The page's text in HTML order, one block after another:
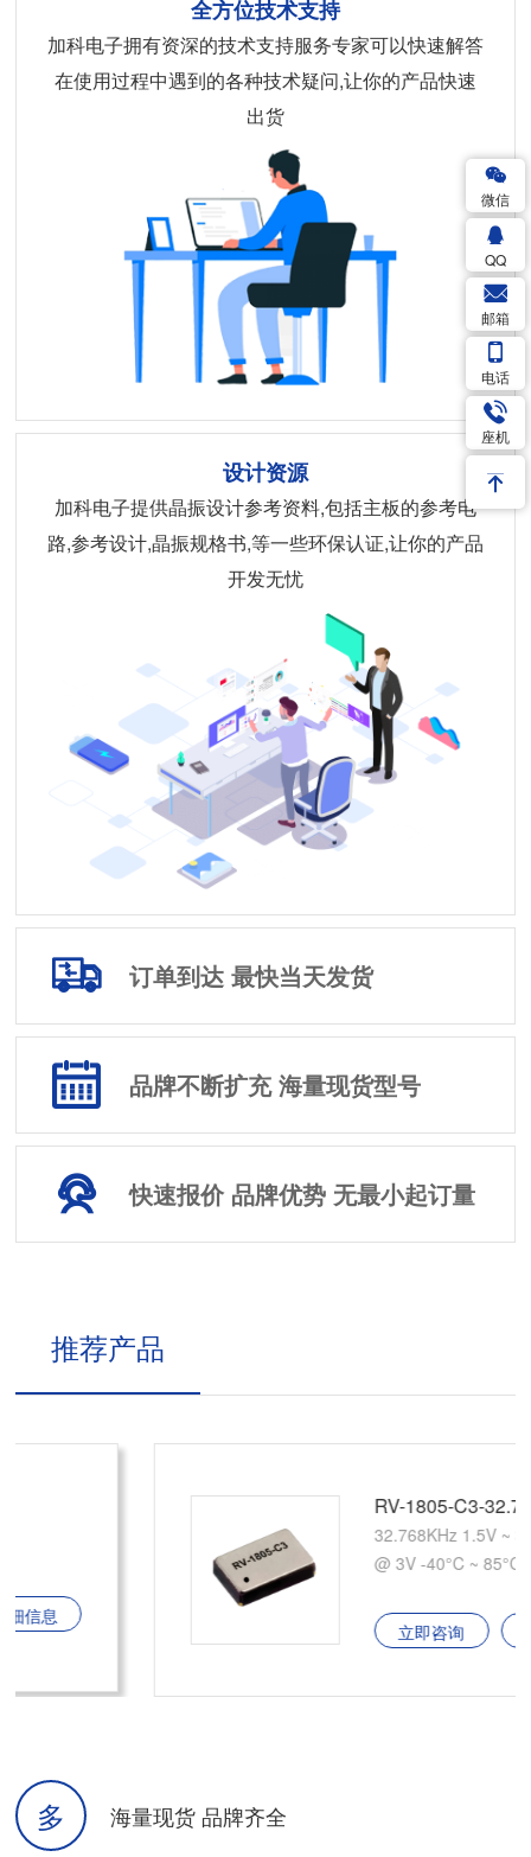
全方位技术支持
加科电子拥有资深的技术支持服务专家可以快速解答
在使用过程中遇到的各种技术疑问,让你的产品快速
出货
设计资源
加科电子提供晶振设计参考资料,包括主板的参考电
路,参考设计,晶振规格书,等一些环保认证,让你的产品
开发无忧
订单到达 最快当天发货
品牌不断扩充 海量现货型号
快速报价 品牌优势 无最小起订量
推荐产品
RV-1805-C3-32.768KHZ-2PPM-TA-QA
32.768KHz 1.5V ~ 3.6V 0.08µA
@ 3V -40°C ~ 85°C
详细信息
多 海量现货 品牌齐全
微信
QQ
邮箱
电话
座机